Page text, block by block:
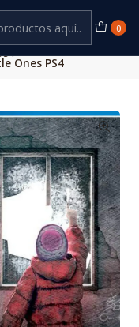
0
Ones PS4